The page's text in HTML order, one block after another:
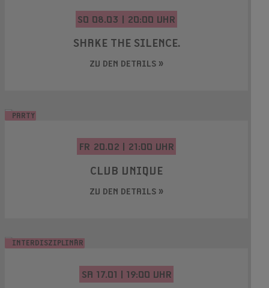
SO 08.03 | 20:00 UHR
SHAKE THE SILENCE.
ZU DEN DETAILS »
PARTY
FR 20.02 | 21:00 UHR
CLUB UNIQUE
ZU DEN DETAILS »
INTERDISZIPLINÄR
SA 17.01 | 19:00 UHR